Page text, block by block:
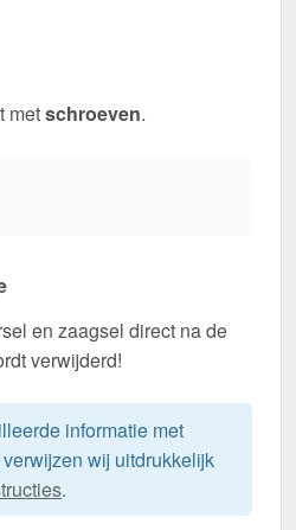
metschroeven.
en zaagsel direct na de
verwijderd!
informatie met
wij uitdrukkelijk
.